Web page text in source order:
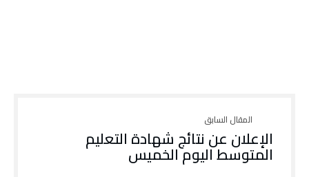
الإعلان عن نتائج شهادة التعليم
المتوسط اليوم الخميس